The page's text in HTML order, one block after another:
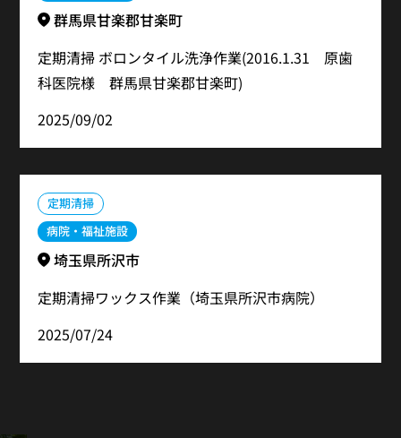
群馬県甘楽郡甘楽町
定期清掃 ボロンタイル洗浄作業(2016.1.31 原歯
科医院様 群馬県甘楽郡甘楽町)
2025/09/02
定期清掃
病院・福祉施設
埼玉県所沢市
定期清掃ワックス作業（埼玉県所沢市病院）
2025/07/24